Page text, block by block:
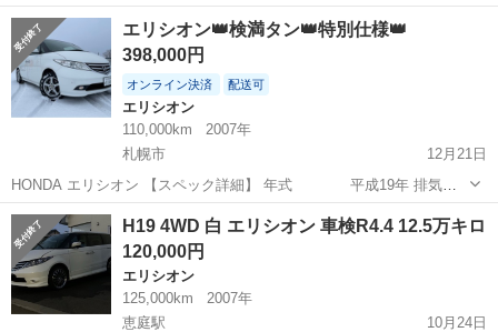
式 平成19年式 駆動 4ＷＤ 車検満日 令和6年3月 定員 8名 排気
量 2.400cc ★両側パワースライド ステアリングスイッ...
北海道 札幌市 福住駅 エリシオン ステアリング
エリシオン👑検満タン👑特別仕様👑
398,000円
オンライン決済 配送可
エリシオン
110,000km
2007年
札幌市
12月21日
HONDA エリシオン 【スペック詳細】 年式 平成19年 排気
量 2400CC 駆動 4WD 走行距離 11万km 車
歴 ワンオーナー 修復有無 修復歴無し ...
北海道 札幌市 エリシオン エンジン
H19 4WD 白 エリシオン 車検R4.4 12.5万キロ
120,000円
エリシオン
125,000km
2007年
恵庭駅
10月24日